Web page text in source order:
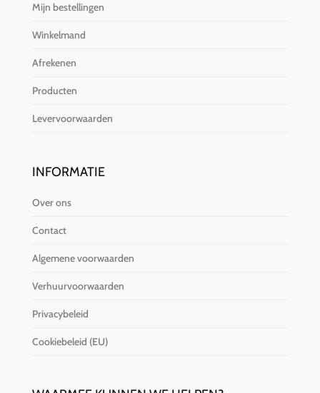
Mijn bestellingen
Winkelmand
Afrekenen
Producten
Levervoorwaarden
INFORMATIE
Over ons
Contact
Algemene voorwaarden
Verhuurvoorwaarden
Privacybeleid
Cookiebeleid (EU)